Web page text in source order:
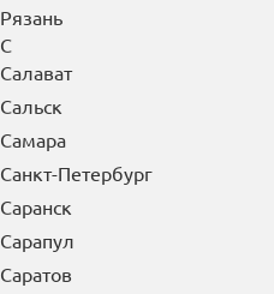
Рязань
С
Салават
Сальск
Самара
Санкт-Петербург
Саранск
Сарапул
Саратов